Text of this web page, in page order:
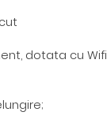
dotata cu Wifi